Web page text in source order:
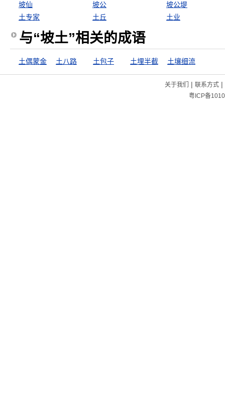
坡仙 坡公
坡公堤
土专家
土丘 土业
与“坡土”相关的成语
土偶蒙金 土八路 土包子 土埋半截 土壤细流
关于我们 | 联系方式|
粤ICP备